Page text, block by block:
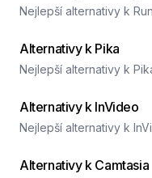
Nejlepší alternativy k
Alternativy k Pika
Nejlepší alternativy k
Alternativy k InVideo
Nejlepší alternativy k
Alternativy k Camtasia